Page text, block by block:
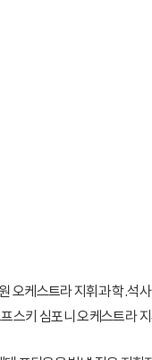
오케스트라 지휘과 학.석
스키 심포니 오케스트라